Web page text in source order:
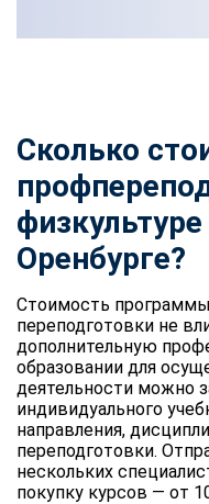
Сколько
Оренбурге?
Стоимость
переподготовки не
дополнительную
образовании для
деятельности можно
индивидуального
направления,
переподготовки.
нескольких
покупку курсов — от